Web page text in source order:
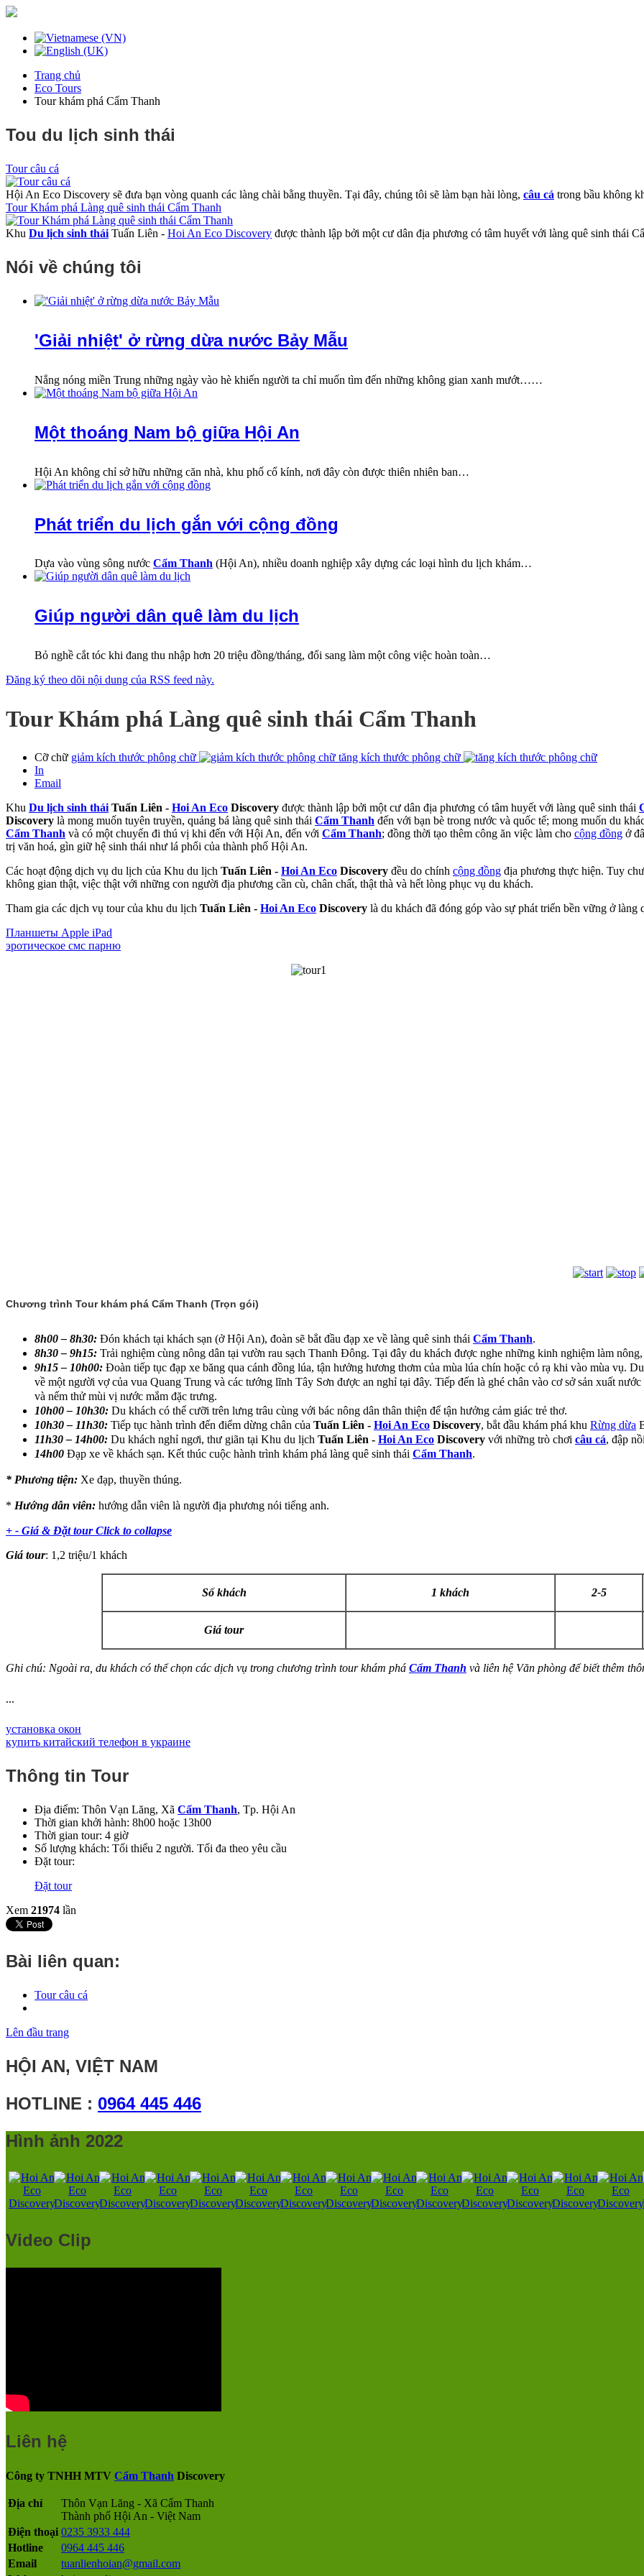
Trang chủ
Eco Tours
Tour khám phá Cẩm Thanh
Tou du lịch sinh thái
Tour câu cá
Hội An Eco Discovery sẽ đưa bạn vòng quanh các làng chài bằng thuyền. Tại đây, chúng tôi sẽ làm bạn hài lòng, câu cá trong bầu không
Tour Khám phá Làng quê sinh thái Cẩm Thanh
Khu Du lịch sinh thái Tuấn Liên - Hoi An Eco Discovery được thành lập bởi một cư dân địa phương có tâm huyết với làng quê sinh thái
Nói về chúng tôi
'Giải nhiệt' ở rừng dừa nước Bảy Mẫu
Nắng nóng miền Trung những ngày vào hè khiến người ta chỉ muốn tìm đến những không gian xanh mướt……
Một thoáng Nam bộ giữa Hội An
Hội An không chỉ sở hữu những căn nhà, khu phố cổ kính, nơi đây còn được thiên nhiên ban…
Phát triển du lịch gắn với cộng đồng
Dựa vào vùng sông nước Cẩm Thanh (Hội An), nhiều doanh nghiệp xây dựng các loại hình du lịch khám…
Giúp người dân quê làm du lịch
Bỏ nghề cắt tóc khi đang thu nhập hơn 20 triệu đồng/tháng, đổi sang làm một công việc hoàn toàn…
Đăng ký theo dõi nội dung của RSS feed này.
Tour Khám phá Làng quê sinh thái Cẩm Thanh
Cỡ chữ giảm kích thước phông chữ
tăng kích thước phông chữ
In
Email
Khu Du lịch sinh thái Tuấn Liên - Hoi An Eco Discovery được thành lập bởi một cư dân địa phương có tâm huyết với làng quê sinh thái
Discovery là mong muốn tuyên truyền, quảng bá làng quê sinh thái Cẩm Thanh đến với bạn bè trong nước và quốc tế; mong muốn du
Cẩm Thanh và có một chuyến đi thú vị khi đến với Hội An, đến với Cẩm Thanh; đồng thời tạo thêm công ăn việc làm cho cộng đồng ở
trị văn hoá, gìn giữ hệ sinh thái như lá phổi của thành phố Hội An.
Các hoạt động dịch vụ du lịch của Khu du lịch Tuấn Liên - Hoi An Eco Discovery đều do chính cộng đồng địa phương thực hiện. Tuy
không gian thật, việc thật với những con người địa phương cần cù, chân chất, thật thà và hết lòng phục vụ du khách.
Tham gia các dịch vụ tour của khu du lịch Tuấn Liên - Hoi An Eco Discovery là du khách đã đóng góp vào sự phát triển bền vững ở làng
Планшеты Apple iPad
эротическое смс парню
Chương trình Tour khám phá Cẩm Thanh (Trọn gói)
8h00 – 8h30: Đón khách tại khách sạn (ở Hội An), đoàn sẽ bắt đầu đạp xe về làng quê sinh thái Cẩm Thanh.
8h30 – 9h15: Trải nghiệm cùng nông dân tại vườn rau sạch Thanh Đông. Tại đây du khách được nghe những kinh nghiệm làm
9h15 – 10h00: Đoàn tiếp tục đạp xe băng qua cánh đồng lúa, tận hưởng hương thơm của mùa lúa chín hoặc cỏ rạ khi vào mùa vụ.
về một người vợ của vua Quang Trung và các tướng lĩnh Tây Sơn được an nghỉ tại đây. Tiếp đến là ghé chân vào cơ sở sản xuất
và nếm thử mùi vị nước mắm đặc trưng.
10h00 – 10h30: Du khách có thể cưỡi trên lưng trâu cùng với bác nông dân thân thiện để tận hưởng cảm giác trẻ thơ.
10h30 – 11h30: Tiếp tục hành trình đến điểm dừng chân của Tuấn Liên - Hoi An Eco Discovery, bắt đầu khám phá khu Rừng dừa
11h30 – 14h00: Du khách nghỉ ngơi, thư giãn tại Khu du lịch Tuấn Liên - Hoi An Eco Discovery với những trò chơi câu cá, đập
14h00 Đạp xe về khách sạn. Kết thúc cuộc hành trình khám phá làng quê sinh thái Cẩm Thanh.
* Phương tiện: Xe đạp, thuyền thúng.
* Hướng dẫn viên: hướng dẫn viên là người địa phương nói tiếng anh.
+ - Giá & Đặt tour Click to collapse
Giá tour: 1,2 triệu/1 khách
Số khách 1 khách 2-5
Giá tour
Ghi chú: Ngoài ra, du khách có thể chọn các dịch vụ trong chương trình tour khám phá Cẩm Thanh và liên hệ Văn phòng để biết thêm
...
установка окон
купить китайский телефон в украине
Thông tin Tour
Địa điểm: Thôn Vạn Lăng, Xã Cẩm Thanh, Tp. Hội An
Thời gian khởi hành: 8h00 hoặc 13h00
Thời gian tour: 4 giờ
Số lượng khách: Tối thiểu 2 người. Tối đa theo yêu cầu
Đặt tour:
Đặt tour
Xem 21974 lần
Bài liên quan:
Tour câu cá
Lên đầu trang
HỘI AN, VIỆT NAM
HOTLINE : 0964 445 446
Hình ảnh 2022
Video Clip
Liên hệ
Công ty TNHH MTV Cẩm Thanh Discovery
Địa chỉ
Thôn Vạn Lăng - Xã Cẩm Thanh
Thành phố Hội An - Việt Nam
Điện thoại 0235 3933 444
Hotline
0964 445 446
Email
tuanlienhoian@gmail.com